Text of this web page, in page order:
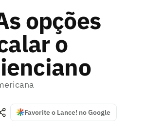
opções
o
Favorite o Lance! no Google